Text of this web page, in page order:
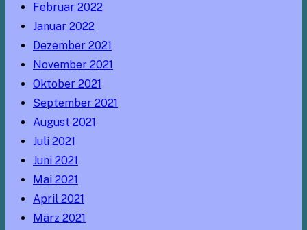
Februar 2022
Januar 2022
Dezember 2021
November 2021
Oktober 2021
September 2021
August 2021
Juli 2021
Juni 2021
Mai 2021
April 2021
März 2021